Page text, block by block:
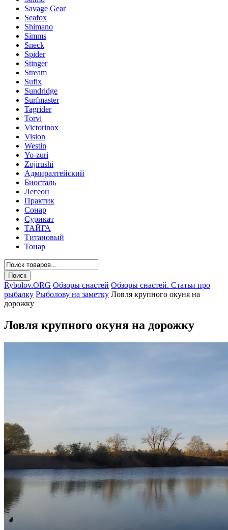
Savage Gear
Seafox
Shimano
Simms
Sneck
Spider
Stinger
Stream
Sufix
Sundridge
Surfmaster
Tagrider
Torvi
Victorinox
Vision
Westin
Yo-zuri
Zojirushi
Адмиралтейский
Биосталь
Легеон
Практик
Сонар
Сурикат
ТАЙГА
Титановый
Тонар
Rybolov.ORG Обзоры снастей Обзоры снастей. Статьи про
рыбалку Рыболову на заметку Ловля крупного окуня на
дорожку
Ловля крупного окуня на дорожку